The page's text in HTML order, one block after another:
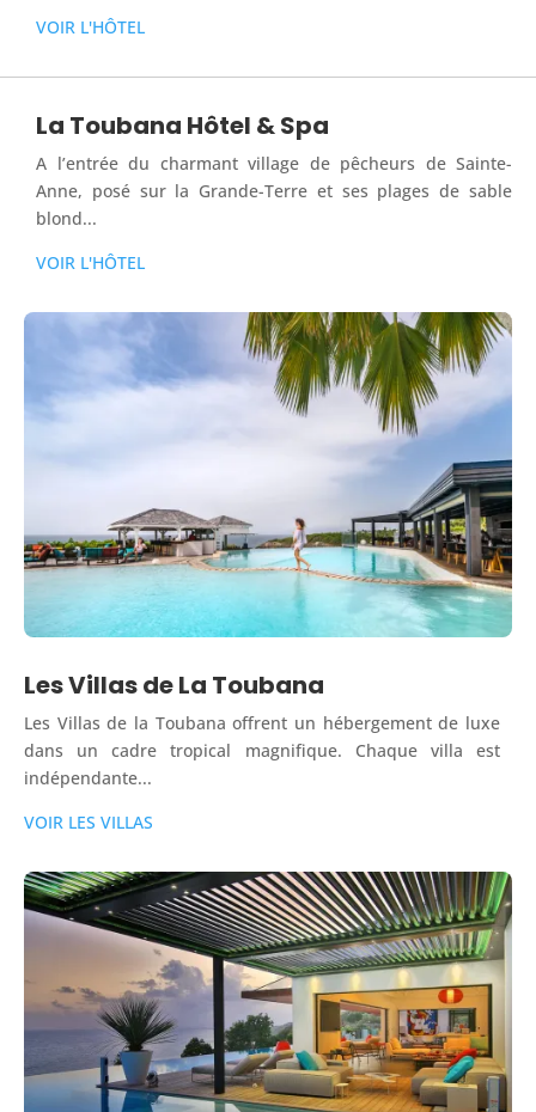
VOIR L'HÔTEL
La Toubana Hôtel & Spa
A l’entrée du charmant village de pêcheurs de Sainte-
Anne, posé sur la Grande-Terre et ses plages de sable
blond...
VOIR L'HÔTEL
Les Villas de La Toubana
Les Villas de la Toubana offrent un hébergement de luxe
dans un cadre tropical magnifique. Chaque villa est
indépendante...
VOIR LES VILLAS